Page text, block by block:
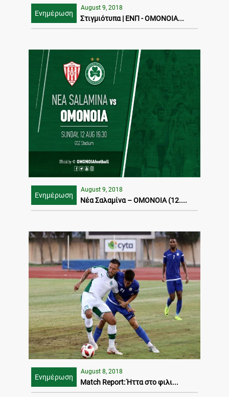
Ενημέρωση
August 9, 2018
Στιγμιότυπα | ΕΝΠ - ΟΜΟΝΟΙΑ...
Ενημέρωση
August 9, 2018
Νέα Σαλαμίνα – ΟΜΟΝΟΙΑ (12....
Ενημέρωση
August 8, 2018
Match Report: Ήττα στο φιλι...